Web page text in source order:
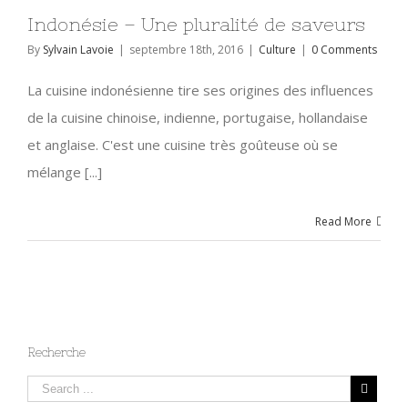
Indonésie – Une pluralité de saveurs
By Sylvain Lavoie | septembre 18th, 2016 | Culture | 0 Comments
La cuisine indonésienne tire ses origines des influences
de la cuisine chinoise, indienne, portugaise, hollandaise
et anglaise. C'est une cuisine très goûteuse où se
mélange [...]
Read More
Recherche